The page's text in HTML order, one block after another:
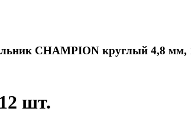
CHAMPION круглый 4,8 мм,
шт.